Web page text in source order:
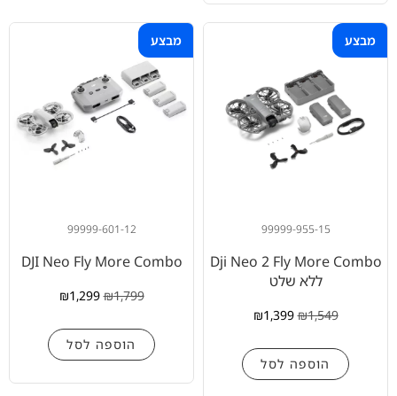
מבצע
99999-955-15
Dji Neo 2 Fly More Combo
ללא שלט
₪1,549
₪1,399
הוספה לסל
מבצע
99999-601-12
DJI Neo Fly More Combo
₪1,799
₪1,299
הוספה לסל